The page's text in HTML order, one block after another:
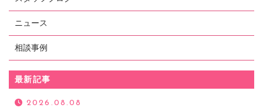
ニュース
相談事例
最新記事
2026.08.08